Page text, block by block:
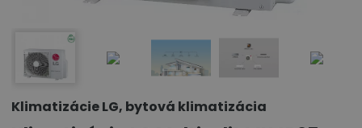
Klimatizácie LG, bytová klimatizácia